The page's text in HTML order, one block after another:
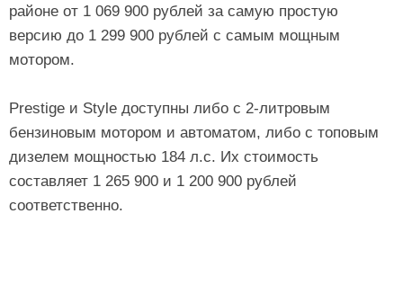
районе от 1 069 900 рублей за самую простую
версию до 1 299 900 рублей с самым мощным
мотором.
Prestige и Style доступны либо с 2-литровым
бензиновым мотором и автоматом, либо с топовым
дизелем мощностью 184 л.с. Их стоимость
составляет 1 265 900 и 1 200 900 рублей
соответственно.